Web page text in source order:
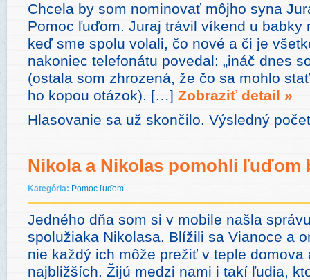
Chcela by som nominovať môjho syna
Pomoc ľuďom. Juraj trávil víkend u babky
keď sme spolu volali, čo nové a či je
nakoniec telefonátu povedal: „ináč dnes
(ostala som zhrozená, že čo sa mohlo
ho kopou otázok). […] Zobraziť detail »
Hlasovanie sa už skončilo. Výsledný
Nikola a Nikolas pomohli ľuďom
Kategória: Pomoc ľuďom
Jedného dňa som si v mobile našla
spolužiaka Nikolasa. Blížili sa Vianoce a
nie každý ich môže prežiť v teple domova
najbližších. Žijú medzi nami i takí ľudia,